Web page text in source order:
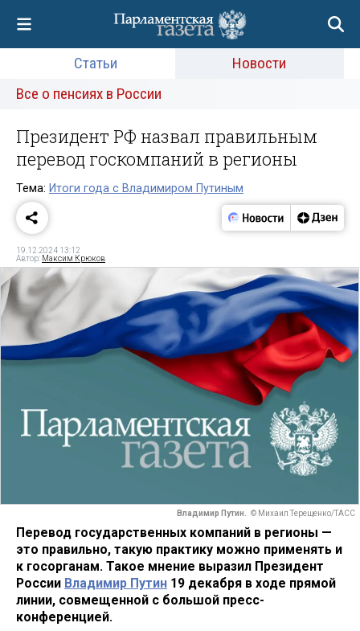
Статьи
Новости
Все о пенсиях в России
Президент РФ назвал правильным
перевод госкомпаний в регионы
Тема: Итоги года с Владимиром Путиным
19.12.2024 13:12
Автор: Максим Крюков
Владимир Путин. © Михаил Терещенко/ТАСС
Перевод государственных компаний в регионы —
это правильно, такую практику можно применять и
к госорганам. Такое мнение выразил Президент
России Владимир Путин 19 декабря в ходе прямой
линии, совмещенной с большой пресс-
конференцией.